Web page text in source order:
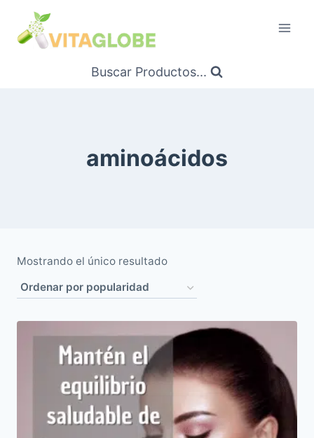
Contenido
Buscar Productos...
aminoácidos
Mostrando el único resultado